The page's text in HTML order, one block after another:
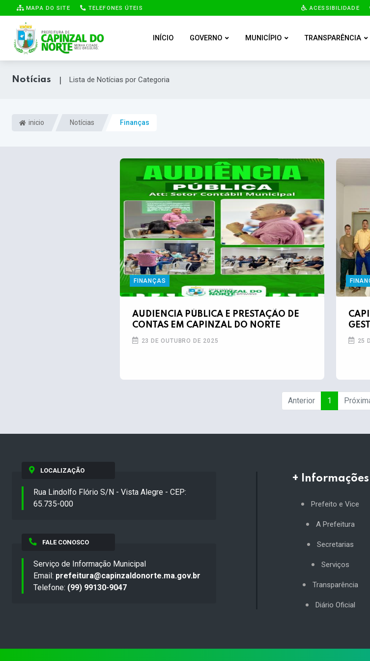
MAPA DO SITE TELEFONES ÚTEIS ACESSIBILIDADE
INÍCIO GOVERNO MUNICÍPIO TRANSPARÊNCIA
Notícias | Lista de Notícias por Categoria
inicio Notícias Finanças
FINANÇAS
AUDIÊNCIA PÚBLICA E PRESTAÇÃO DE
CONTAS EM CAPINZAL DO NORTE
23 DE OUTUBRO DE 2025 25
Anterior 1
LOCALIZAÇÃO
Rua Lindolfo Flório S/N - Vista Alegre - CEP:
65.735-000
FALE CONOSCO
Serviço de Informação Municipal
Email: prefeitura@capinzaldonorte.ma.gov.br
Telefone: (99) 99130-9047
+ Informações
Prefeito e Vice
A Prefeitura
Secretarias
Serviços
Transparência
Diário Oficial